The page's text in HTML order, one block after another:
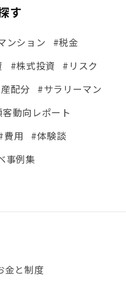
す
ンション
#税金
#株式投資
#リスク
配分 #サラリーマン
動向レポート
費用
#体験談
事例集
みやすさ発見！
#固定資産税
金と制度